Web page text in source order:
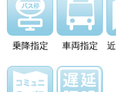
乗降指定 車両指定